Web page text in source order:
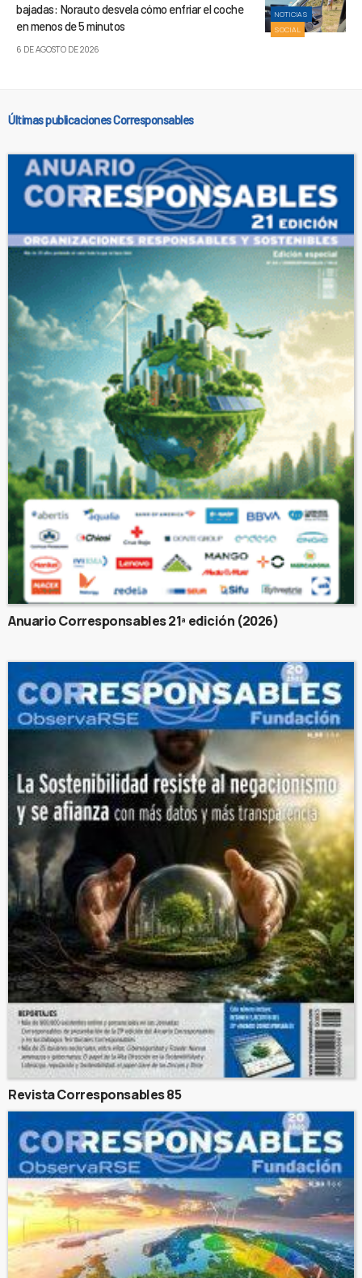
NOTICIAS
SOCIAL
bajadas: Norauto desvela cómo enfriar el coche
en menos de 5 minutos
6 DE AGOSTO DE 2026
Últimas publicaciones Corresponsables
Anuario Corresponsables 21ª edición (2026)
Revista Corresponsables 85